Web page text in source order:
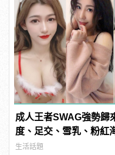
成人王者SWAG強勢歸
度、足交、雪乳、粉紅
連結！ | manfashion這
生活話題